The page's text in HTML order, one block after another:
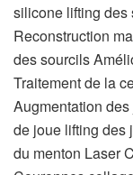
silicone lifting des
Reconstruction
des sourcils
Traitement de la
Augmentation
de joue lifting des
du menton Laser